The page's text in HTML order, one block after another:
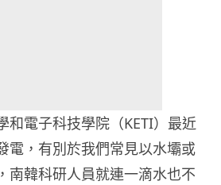
和電子科技學院（KETI）最近
電，有別於我們常見以水壩或
南韓科研人員就連一滴水也不